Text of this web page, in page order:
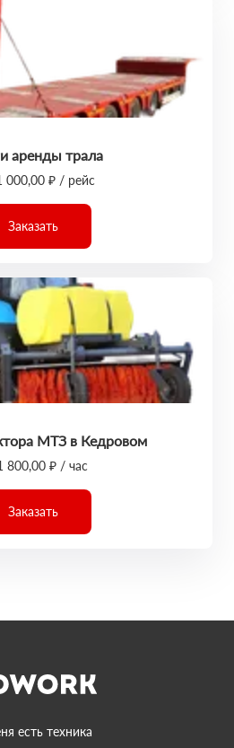
аренды трала
000,00 ₽ / рейс
Заказать
МТЗ в Кедровом
800,00 ₽ / час
Заказать
есть техника